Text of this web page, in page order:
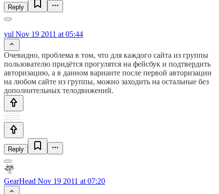
Reply
yul Nov 19 2011 at 05:44
Очевидно, проблема в том, что для каждого сайта из группы
пользователю придётся прогулятся на фейсбук и подтвердить
авторизацию, а в данном варианте после первой авторизации
на любом сайте из группы, можно заходить на остальные без
дополнительных телодвижений.
Reply
GearHead Nov 19 2011 at 07:20